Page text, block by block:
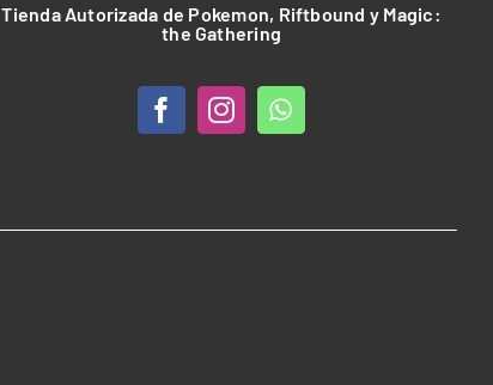
Tienda Autorizada de Pokemon, Riftbound y Magic:
the Gathering